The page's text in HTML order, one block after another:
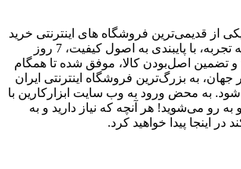
فروشگاه های اینترنتی خرید
ابزار با بیش از یک دهه تجربه، با پایبندی به اصول کیفیت، 7 روز
کالا، موفق شده تا همگام
فروشگاه اینترنتی ایران
ورود به وب سایت ابزارکارین با
هر آنچه که نیاز دارید و به
خواهید کرد.